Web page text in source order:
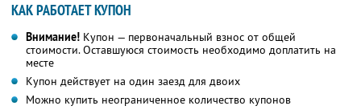
КАК РАБОТАЕТ КУПОН
Внимание! Купон — первоначальный взнос от общей
стоимости. Оставшуюся стоимость необходимо доплатить на
месте
Купон действует на один заезд для двоих
Можно купить неограниченное количество купонов